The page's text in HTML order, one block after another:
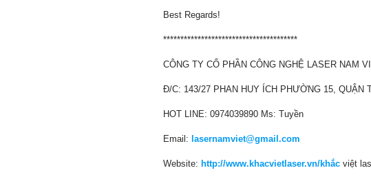
Best Regards!
***************************************
CÔNG TY CỔ PHẦN CÔNG NGHỆ LASER NAM
Đ/C: 143/27 PHAN HUY ÍCH PHƯỜNG 15, QUẬN
HOT LINE: 0974039890 Ms: Tuyền
Email: lasernamviet@gmail.com
Website: http://www.khacvietlaser.vn/khắc việt